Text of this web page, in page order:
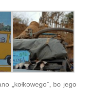
„kołkowego”, bo jego